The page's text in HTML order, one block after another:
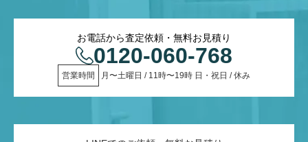
お電話から査定依頼・無料お見積り
0120-060-768
営業時間 月〜土曜日 / 11時〜19時 日・祝日 / 休み